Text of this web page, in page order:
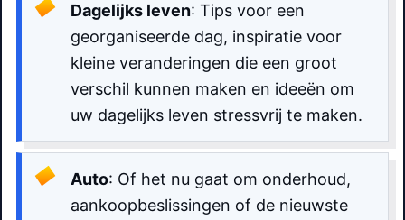
Dagelijks leven: Tips voor een
georganiseerde dag, inspiratie voor
kleine veranderingen die een groot
verschil kunnen maken en ideeën om
uw dagelijks leven stressvrij te maken.
Auto: Of het nu gaat om onderhoud,
aankoopbeslissingen of de nieuwste